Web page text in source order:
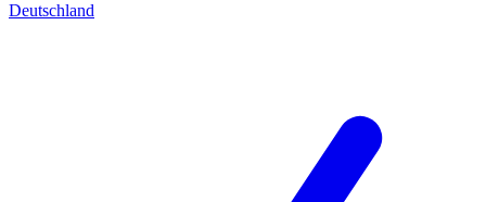
Deutschland